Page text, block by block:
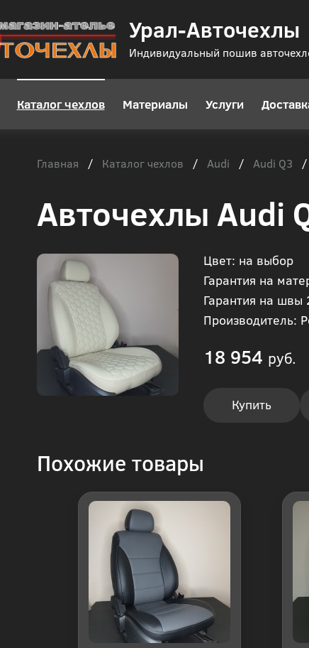
Урал-Авточехлы
Индивидуальный пошив
Каталог чехлов Материалы Услуги
Главная / Каталог чехлов / Audi / Audi Q3 /
Авточехлы Audi
Цвет: на выбор
Гарантия на
Гарантия на швы
Производитель:
18 954 руб.
Купить
Похожие товары